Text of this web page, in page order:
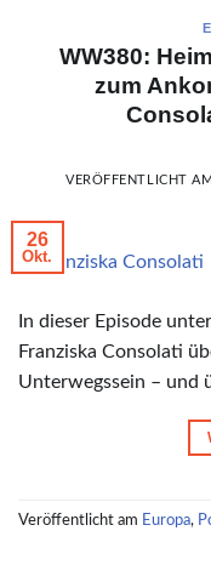
WW380:
zum
VERÖFFENTLICHT AM
© Franziska Consolati
26
Okt.
In dieser Episode
Franziska Consolati
Unterwegssein – und
Veröffentlicht am Europa,